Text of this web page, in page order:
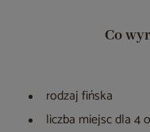
Co
rodzaj fińska
liczba miejsc dla 4